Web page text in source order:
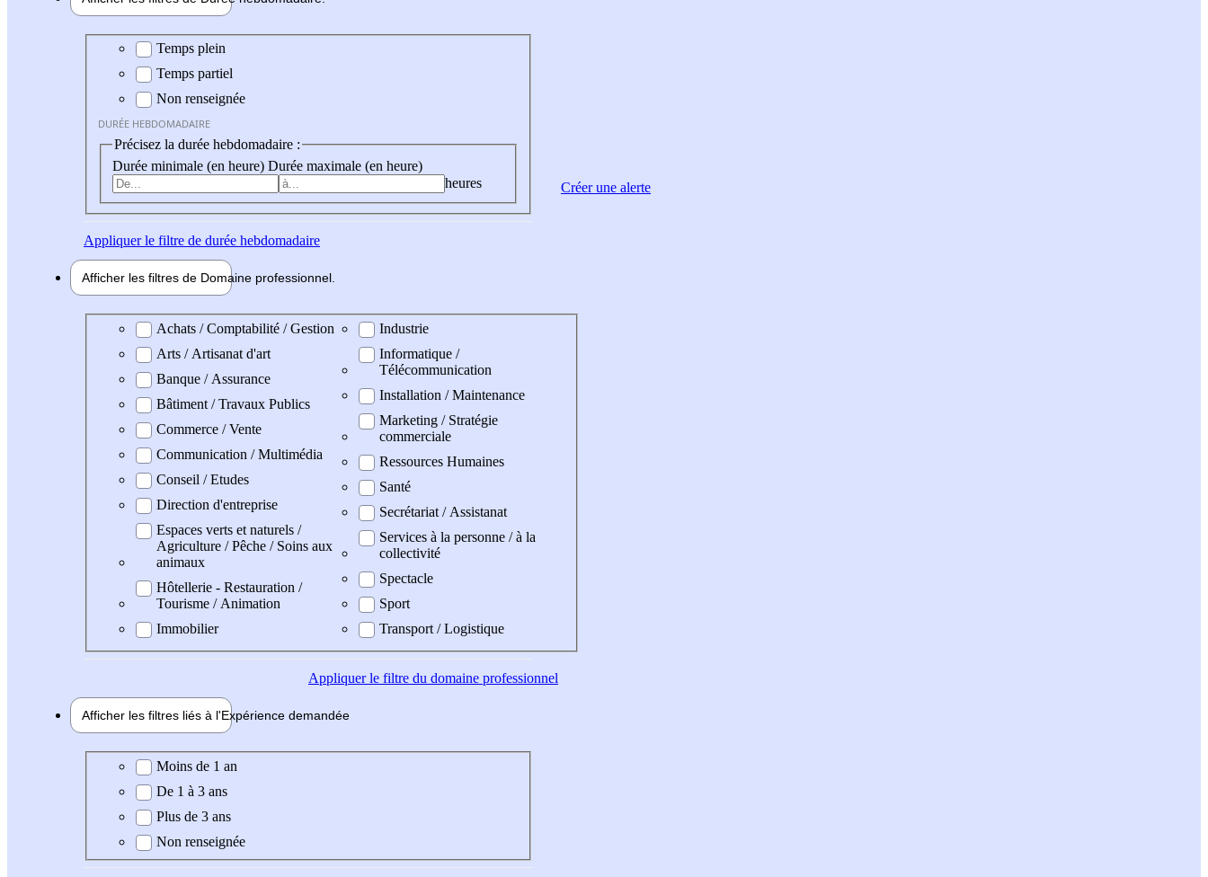
Durée hebdomadaire
Temps plein
Temps partiel
Non renseignée
DURÉE HEBDOMADAIRE
Précisez la durée hebdomadaire :
Durée minimale (en heure) Durée maximale (en heure)
heures
Appliquerle filtre de durée hebdomadaire
Afficher les filtres de Domaine professionnel
Domaine professionel
Achats / Comptabilité / Gestion
Arts / Artisanat d'art
Banque / Assurance
Bâtiment / Travaux Publics
Commerce / Vente
Communication / Multimédia
Conseil / Etudes
Direction d'entreprise
Espaces verts et naturels /
Agriculture / Pêche / Soins aux
animaux
Hôtellerie - Restauration /
Tourisme / Animation
Immobilier
Industrie
Informatique /
Télécommunication
Installation / Maintenance
Marketing / Stratégie
commerciale
Ressources Humaines
Santé
Secrétariat / Assistanat
Services à la personne / à la
collectivité
Spectacle
Sport
Transport / Logistique
Appliquerle filtre du domaine professionnel
Afficher les filtres liés à l'Expérience demandée
Expérience demandée
Moins de 1 an
De 1 à 3 ans
Plus de 3 ans
Non renseignée
Créer une alerte